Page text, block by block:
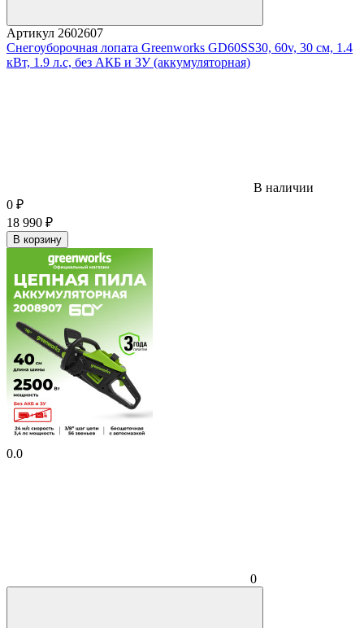
Артикул 2602607
Снегоуборочная лопата Greenworks GD60SS30, 60v, 30 см, 1.4
кВт, 1.9 л.с, без АКБ и ЗУ (аккумуляторная)
В наличии
0 ₽
18 990 ₽
В корзину
0.0
0